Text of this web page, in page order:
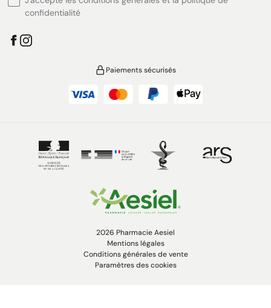
confidentialité
Paiements sécurisés
2026 Pharmacie Aesiel
Mentions légales
Conditions générales de vente
Paramètres des cookies